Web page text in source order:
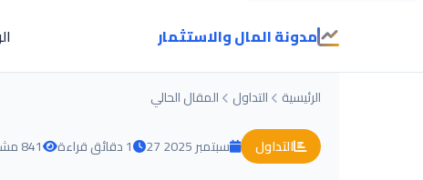
مدونة المال والاستثمار
الرئيسية التداول المقال الحالي
التداول 27 سبتمبر 2025 1 دقائق قراءة 841 مشاهدة